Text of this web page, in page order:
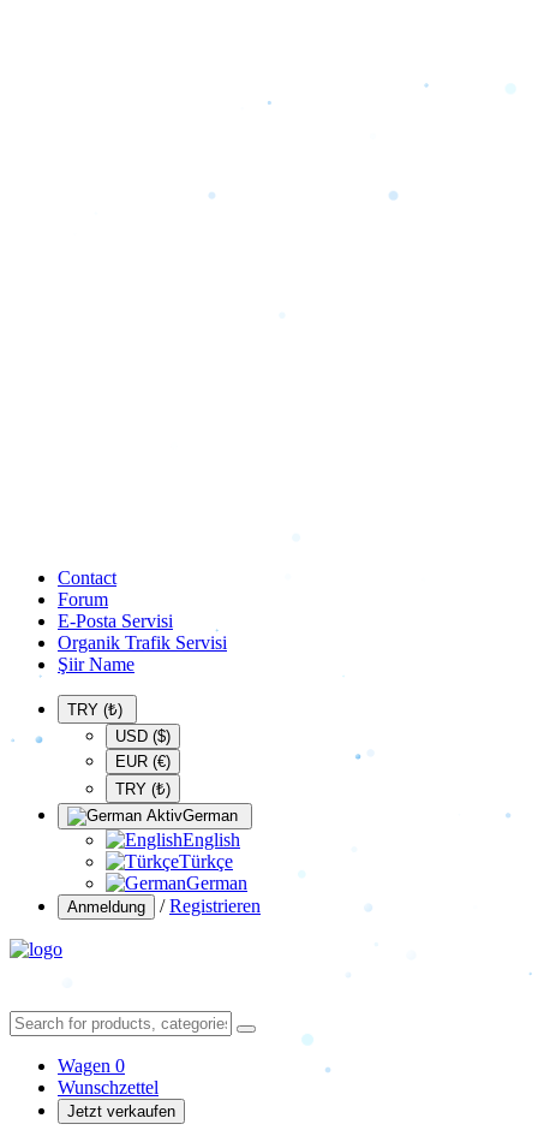
Contact
Forum
E-Posta Servisi
Organik Trafik Servisi
Şiir Name
TRY (₺)
USD ($)
EUR (€)
TRY (₺)
German
English
Türkçe
German
Anmeldung / Registrieren
Wagen 0
Wunschzettel
Jetzt verkaufen